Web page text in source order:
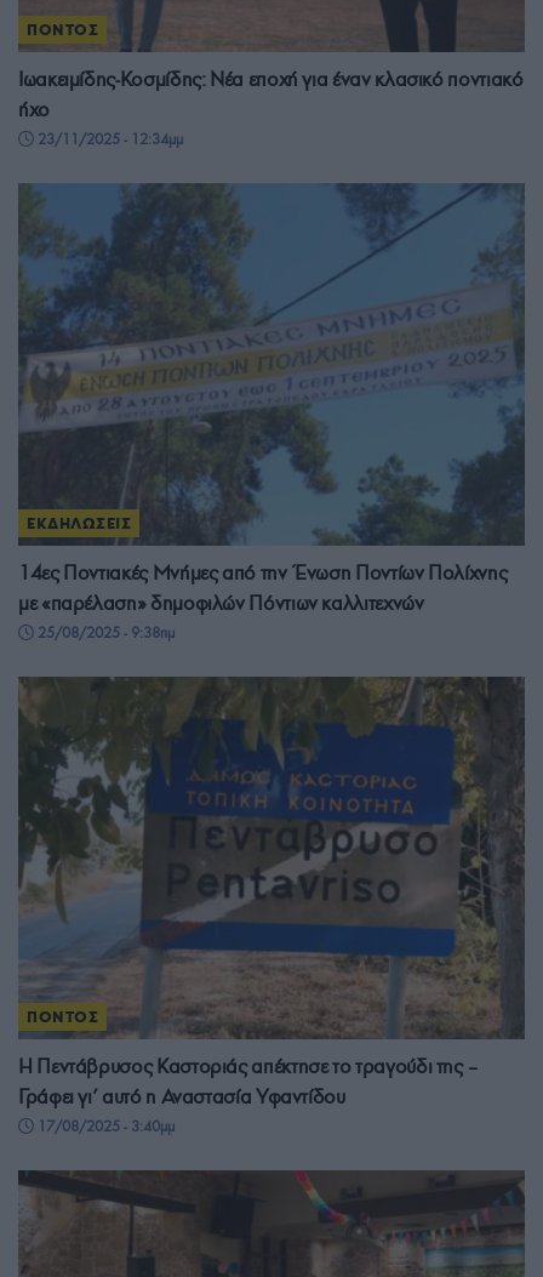
ΠΟΝΤΟΣ
Ιωακειμίδης-Κοσμίδης: Νέα εποχή για έναν κλασικό ποντιακό
ήχο
23/11/2025 - 12:34μμ
ΕΚΔΗΛΩΣΕΙΣ
14ες Ποντιακές Μνήμες από την Ένωση Ποντίων Πολίχνης
με «παρέλαση» δημοφιλών Πόντιων καλλιτεχνών
25/08/2025 - 9:38πμ
ΠΟΝΤΟΣ
Η Πεντάβρυσος Καστοριάς απέκτησε το τραγούδι της –
Γράφει γι’ αυτό η Αναστασία Υφαντίδου
17/08/2025 - 3:40μμ